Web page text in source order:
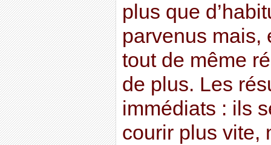
plus que
parvenus mais,
tout de même
de plus. Les
immédiats : ils
courir plus vite,